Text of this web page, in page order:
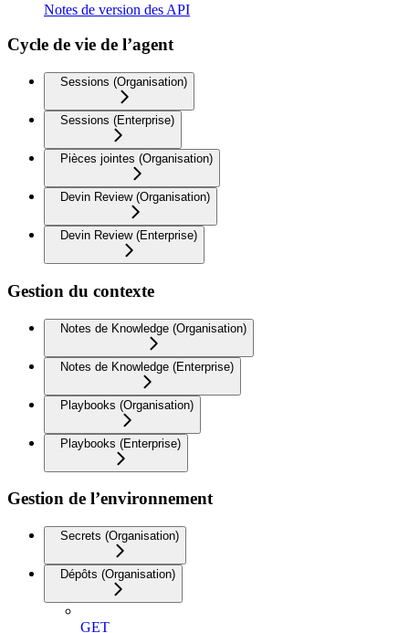
Notes de version des API
Cycle de vie de l’agent
Sessions (Organisation)
Sessions (Enterprise)
Pièces jointes (Organisation)
Devin Review (Organisation)
Devin Review (Enterprise)
Gestion du contexte
Notes de Knowledge (Organisation)
Notes de Knowledge (Enterprise)
Playbooks (Organisation)
Playbooks (Enterprise)
Gestion de l’environnement
Secrets (Organisation)
Dépôts (Organisation)
GET